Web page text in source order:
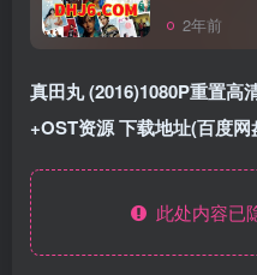
2年前
真田丸 (2016)1080P重置高
+OST资源 下载地址(百度
此处内容已